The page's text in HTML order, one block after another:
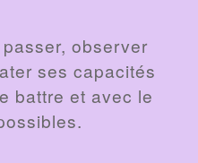
observer
ses capacités
battre et avec le